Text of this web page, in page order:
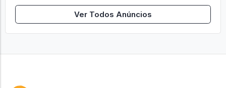
Ver Todos Anúncios